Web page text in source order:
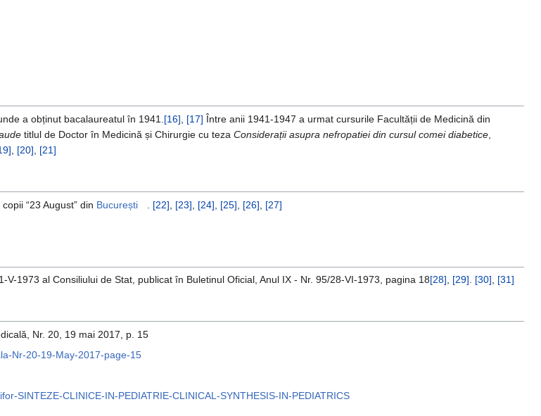
a obținut bacalaureatul în 1941.[16], [17] Între anii 1941-1947 a urmat cursurile Facultății de Medicină din
titlul de Doctor în Medicină și Chirurgie cu teza Considerații asupra nefropatiei din cursul comei diabetice,
, [20], [21]
“23 August” din București . [22], [23], [24], [25], [26], [27]
1973 al Consiliului de Stat, publicat în Buletinul Oficial, Anul IX - Nr. 95/28-VI-1973, pagina 18[28] [29] [30] [31]
Nr. 20, 19 mai 2017, p. 15
Nr-20-19-May-2017-page-15
SINTEZE-CLINICE-IN-PEDIATRIE-CLINICAL-SYNTHESIS-IN-PEDIATRICS